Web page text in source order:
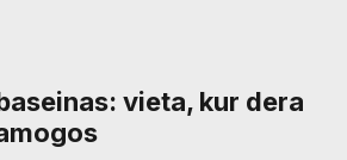
vieta, kur dera